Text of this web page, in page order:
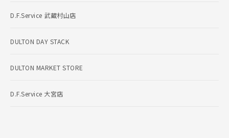
D.F.Service 武蔵村山店
DULTON DAY STACK
DULTON MARKET STORE
D.F.Service 大宮店